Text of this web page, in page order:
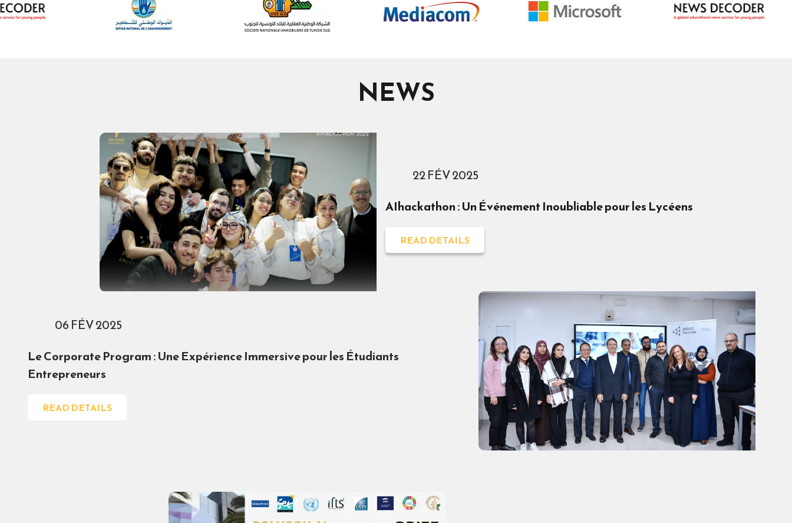
NEWS
22 FÉV 2025
AIhackathon : Un Événement Inoubliable pour les Lycéens
READ DETAILS
06 FÉV 2025
Le Corporate Program : Une Expérience Immersive pour les Étudiants
Entrepreneurs
READ DETAILS